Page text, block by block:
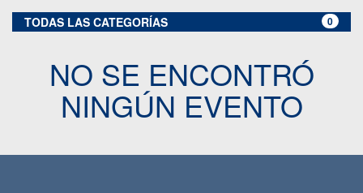
TODAS LAS CATEGORÍAS 0
NO SE ENCONTRÓ
NINGÚN EVENTO